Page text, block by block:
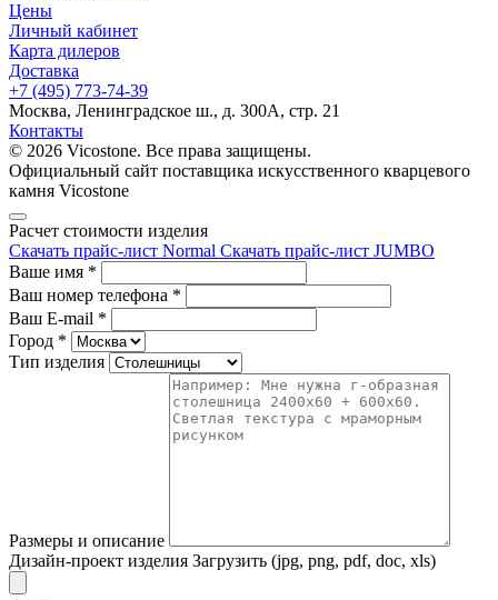
Цены
Личный кабинет
Карта дилеров
Доставка
+7 (495) 773-74-39
Москва, Ленинградское ш., д. 300А, стр. 21
Контакты
© 2026 Vicostone. Все права защищены.
Официальный сайт поставщика искусственного кварцевого
камня Vicostone
Расчет стоимости изделия
Скачать прайс-лист Normal Скачать прайс-лист JUMBO
Ваше имя *
Ваш номер телефона *
Ваш E-mail *
Город *
Тип изделия
Размеры и описание
Дизайн-проект изделия Загрузить (jpg, png, pdf, doc, xls)